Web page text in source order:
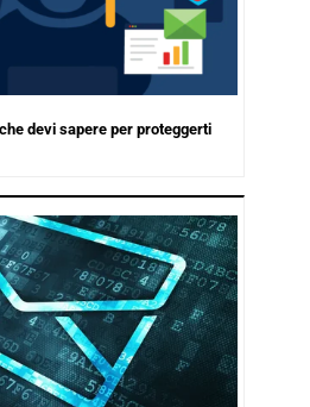
devi sapere per proteggerti